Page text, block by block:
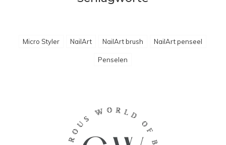
Micro Styler NailArt NailArt brush NailArt penseel
Penselen